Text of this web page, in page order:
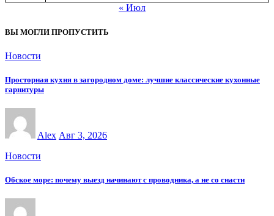
« Июл
ВЫ МОГЛИ ПРОПУСТИТЬ
Новости
Просторная кухня в загородном доме: лучшие классические кухонные
гарнитуры
Alex Авг 3, 2026
Новости
Обское море: почему выезд начинают с проводника, а не со снасти